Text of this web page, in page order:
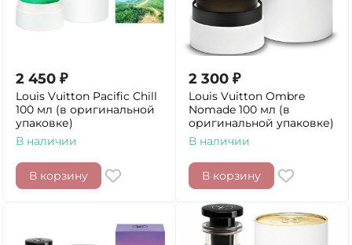
2 450 ₽
Louis Vuitton Pacific Chill
100 мл (в оригинальной
упаковке)
В наличии
В корзину
2 300 ₽
Louis Vuitton Ombre
Nomade 100 мл (в
оригинальной упаковке)
В наличии
В корзину